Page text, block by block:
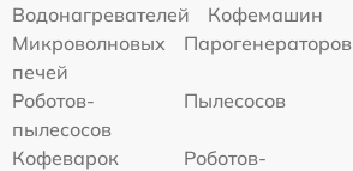
Водонагревателей
Кофемашин
Микроволновых
печей
Парогенераторов
Роботов-
пылесосов
Пылесосов
Кофеварок
Роботов-